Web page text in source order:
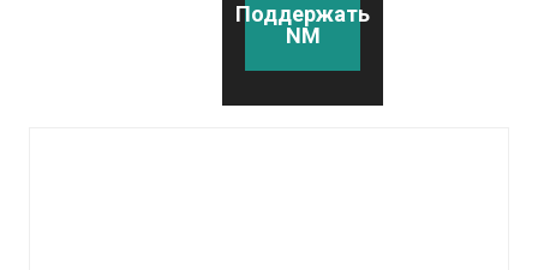
Поддержать
NM